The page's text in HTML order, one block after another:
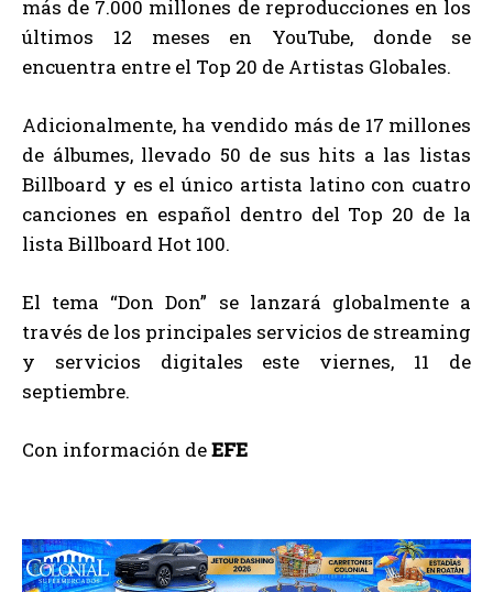
más de 7.000 millones de reproducciones en los
últimos 12 meses en YouTube, donde se
encuentra entre el Top 20 de Artistas Globales.
Adicionalmente, ha vendido más de 17 millones
de álbumes, llevado 50 de sus hits a las listas
Billboard y es el único artista latino con cuatro
canciones en español dentro del Top 20 de la
lista Billboard Hot 100.
El tema “Don Don” se lanzará globalmente a
través de los principales servicios de streaming
y servicios digitales este viernes, 11 de
septiembre.
Con información deEFE